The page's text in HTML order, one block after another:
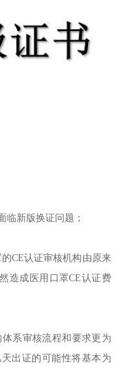
临新版换证问题；
CE认证审核机构由原来
造成医用口罩CE认证费
系审核流程和要求更为
出证的可能性将基本为